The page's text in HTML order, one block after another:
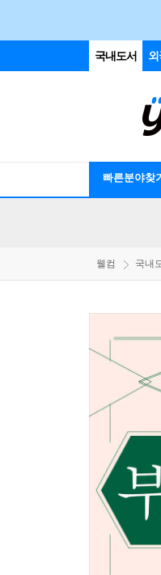
국내도서 외
빠른분야찾기
웰컴 국내